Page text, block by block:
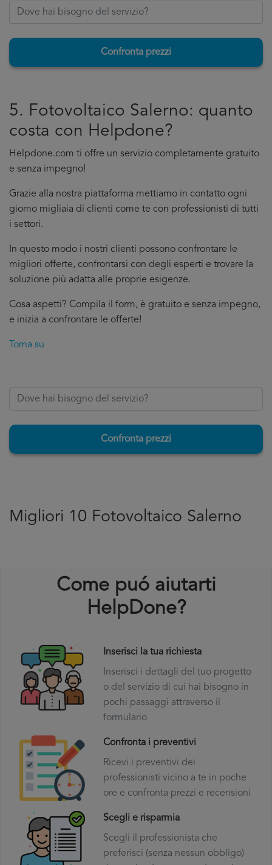
Confronta prezzi
5. Fotovoltaico Salerno: quanto
costa con Helpdone?
Helpdone.com ti offre un servizio completamente gratuito
e senza impegno!
Grazie alla nostra piattaforma mettiamo in contatto ogni
giorno migliaia di clienti come te con professionisti di tutti
i settori.
In questo modo i nostri clienti possono confrontare le
migliori offerte, confrontarsi con degli esperti e trovare la
soluzione più adatta alle proprie esigenze.
Cosa aspetti? Compila il form, è gratuito e senza impegno,
e inizia a confrontare le offerte!
Torna su
Confronta prezzi
Migliori 10 Fotovoltaico Salerno
Come puó aiutarti
HelpDone?
Inserisci la tua richiesta
Inserisci i dettagli del tuo progetto
o del servizio di cui hai bisogno in
pochi passaggi attraverso il
formulario
Confronta i preventivi
Ricevi i preventivi dei
professionisti vicino a te in poche
ore e confronta prezzi e recensioni
Scegli e risparmia
Scegli il professionista che
preferisci (senza nessun obbligo)